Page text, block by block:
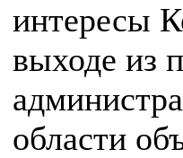
интересы
выходе из
области